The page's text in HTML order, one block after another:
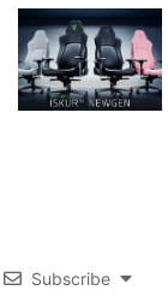
Subscribe